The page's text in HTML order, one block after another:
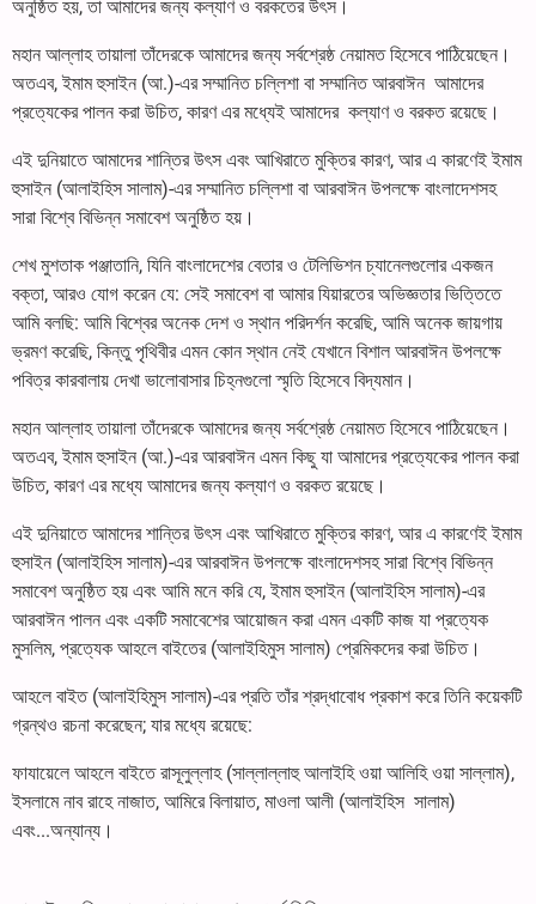
অনুষ্ঠিত হয়, তা আমাদের জন্য কল্যাণ ও বরকতের উৎস।
মহান আল্লাহ তায়ালা তাঁদেরকে আমাদের জন্য সর্বশ্রেষ্ঠ নেয়ামত হিসেবে পাঠিয়েছেন।
অতএব, ইমাম হুসাইন (আ.)-এর সম্মানিত চল্লিশা বা সম্মানিত আরবাঈন আমাদের
প্রত্যেকের পালন করা উচিত, কারণ এর মধ্যেই আমাদের কল্যাণ ও বরকত রয়েছে।
এই দুনিয়াতে আমাদের শান্তির উৎস এবং আখিরাতে মুক্তির কারণ, আর এ কারণেই ইমাম
হুসাইন (আলাইহিস সালাম)-এর সম্মানিত চল্লিশা বা আরবাঈন উপলক্ষে বাংলাদেশসহ
সারা বিশ্বে বিভিন্ন সমাবেশ অনুষ্ঠিত হয়।
শেখ মুশতাক পঞ্জাতানি, যিনি বাংলাদেশের বেতার ও টেলিভিশন চ্যানেলগুলোর একজন
বক্তা, আরও যোগ করেন যে: সেই সমাবেশ বা আমার যিয়ারতের অভিজ্ঞতার ভিত্তিতে
আমি বলছি: আমি বিশ্বের অনেক দেশ ও স্থান পরিদর্শন করেছি, আমি অনেক জায়গায়
ভ্রমণ করেছি, কিন্তু পৃথিবীর এমন কোন স্থান নেই যেখানে বিশাল আরবাঈন উপলক্ষে
পবিত্র কারবালায় দেখা ভালোবাসার চিহ্নগুলো স্মৃতি হিসেবে বিদ্যমান।
মহান আল্লাহ তায়ালা তাঁদেরকে আমাদের জন্য সর্বশ্রেষ্ঠ নেয়ামত হিসেবে পাঠিয়েছেন।
অতএব, ইমাম হুসাইন (আ.)-এর আরবাঈন এমন কিছু যা আমাদের প্রত্যেকের পালন করা
উচিত, কারণ এর মধ্যে আমাদের জন্য কল্যাণ ও বরকত রয়েছে।
এই দুনিয়াতে আমাদের শান্তির উৎস এবং আখিরাতে মুক্তির কারণ, আর এ কারণেই ইমাম
হুসাইন (আলাইহিস সালাম)-এর আরবাঈন উপলক্ষে বাংলাদেশসহ সারা বিশ্বে বিভিন্ন
সমাবেশ অনুষ্ঠিত হয় এবং আমি মনে করি যে, ইমাম হুসাইন (আলাইহিস সালাম)-এর
আরবাঈন পালন এবং একটি সমাবেশের আয়োজন করা এমন একটি কাজ যা প্রত্যেক
মুসলিম, প্রত্যেক আহলে বাইতের (আলাইহিমুস সালাম) প্রেমিকদের করা উচিত।
আহলে বাইত (আলাইহিমুস সালাম)-এর প্রতি তাঁর শ্রদ্ধাবোধ প্রকাশ করে তিনি কয়েকটি
গ্রন্থও রচনা করেছেন; যার মধ্যে রয়েছে:
ফাযায়েলে আহলে বাইতে রাসূলুল্লাহ (সাল্লাল্লাহু আলাইহি ওয়া আলিহি ওয়া সাল্লাম),
ইসলামে নাব রাহে নাজাত, আমিরে বিলায়াত, মাওলা আলী (আলাইহিস সালাম)
এবং...অন্যান্য।